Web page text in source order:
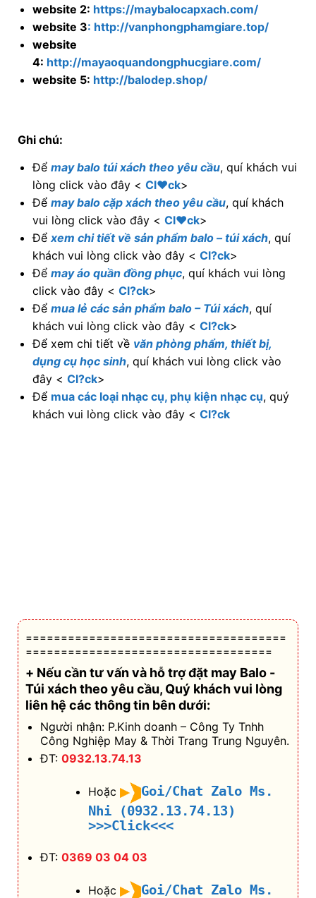
website 2: https://maybalocapxach.com/
website 3: http://vanphongphamgiare.top/
website
4: http://mayaoquandongphucgiare.com/
website 5: http://balodep.shop/
Ghi chú:
Để may balo túi xách theo yêu cầu, quí khách vui
lòng click vào đây < Cl♥ck>
Để may balo cặp xách theo yêu cầu, quí khách
vui lòng click vào đây < Cl♥ck>
Để xem chi tiết về sản phẩm balo – túi xách, quí
khách vui lòng click vào đây < Cl?ck>
Để may áo quần đồng phục, quí khách vui lòng
click vào đây < Cl?ck>
Để mua lẻ các sản phẩm balo – Túi xách, quí
khách vui lòng click vào đây < Cl?ck>
Để xem chi tiết về văn phòng phẩm, thiết bị,
dụng cụ học sinh, quí khách vui lòng click vào
đây < Cl?ck>
Để mua các loại nhạc cụ, phụ kiện nhạc cụ, quý
khách vui lòng click vào đây < Cl?ck
=====================================
===================================
+ Nếu cần tư vấn và hỗ trợđặt may Balo -
Túi xách theo yêu cầu, Quý khách vui lòng
liên hệ các thông tin bên dưới:
Người nhận: P.Kinh doanh – Công Ty Tnhh
Công Nghiệp May & Thời Trang Trung Nguyên.
ĐT: 0932.13.74.13
Hoặc
Goi/Chat Zalo Ms.
Nhi (0932.13.74.13)
>>>Click<<<
ĐT: 0369 03 04 03
Hoặc
Goi/Chat Zalo Ms.